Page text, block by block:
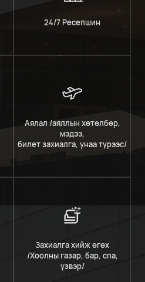
24/7 Ресепшин
Аялал /аяллын хөтөлбөр,
мэдээ,
билет захиалга, унаа түрээс/
Захиалга хийж өгөх
/Хоолны газар, бар, спа,
үзвэр/